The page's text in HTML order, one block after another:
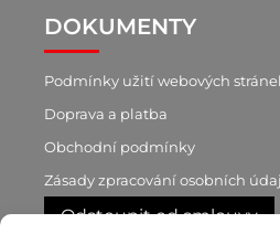
DOKUMENTY
Podmínky užití webových
Doprava a platba
Obchodní podmínky
Zásady zpracování osobních
Odstoupit od smlouvy